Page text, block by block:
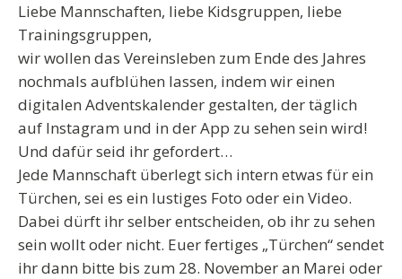
Liebe Mannschaften, liebe Kidsgruppen, liebe
Trainingsgruppen,
wir wollen das Vereinsleben zum Ende des Jahres
nochmals aufblühen lassen, indem wir einen
digitalen Adventskalender gestalten, der täglich
auf Instagram und in der App zu sehen sein wird!
Und dafür seid ihr gefordert…
Jede Mannschaft überlegt sich intern etwas für ein
Türchen, sei es ein lustiges Foto oder ein Video.
Dabei dürft ihr selber entscheiden, ob ihr zu sehen
sein wollt oder nicht. Euer fertiges „Türchen“ sendet
ihr dann bitte bis zum 28. November an Marei oder